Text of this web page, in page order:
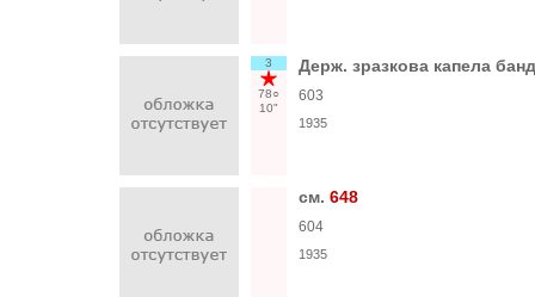
3
78○
10"
Держ. зразкова капела
603
1935
см. 648
604
1935